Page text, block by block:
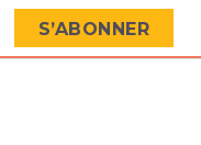
S’ABONNER